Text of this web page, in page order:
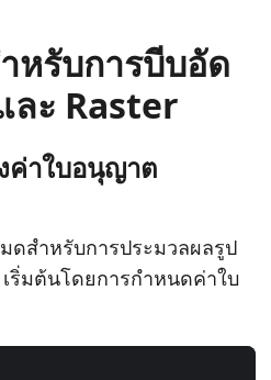
รับการบีบอัด
ะ Raster
ค่าใบอนุญาต
ดสําหรับการประมวลผลรูป
ริ่มต้นโดยการกําหนดค่าใบ